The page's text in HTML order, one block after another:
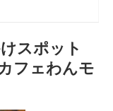
スポット
フェわんモ